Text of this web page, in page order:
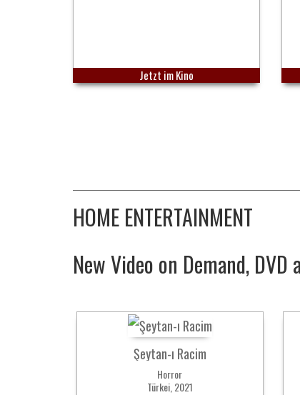
Jetzt im Kino
HOME ENTERTAINMENT
New Video on Demand, DVD
Şeytan-ı Racim
Horror
Türkei, 2021